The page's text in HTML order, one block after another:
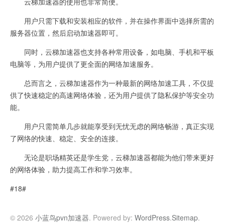
用户只需下载和安装相应的软件，并在操作界面中选择所需的
服务器位置，然后启动加速器即可。
同时，云梯加速器也支持各种常用设备，如电脑、手机和平板
电脑等，为用户提供了更全面的网络加速服务。
总而言之，云梯加速器作为一种最新的网络加速工具，不仅提
供了快速稳定的高速网络体验，还为用户提供了隐私保护等安全功
能。
用户只需简单几步就能享受到无忧无虑的网络畅游，真正实现
了网络的快速、稳定、安全的连接。
无论是职场精英还是学生党，云梯加速器都能为他们带来更好
的网络体验，助力提高工作和学习效率。
#18#
© 2026 小蓝鸟pvn加速器. Powered by: WordPress.Sitemap.